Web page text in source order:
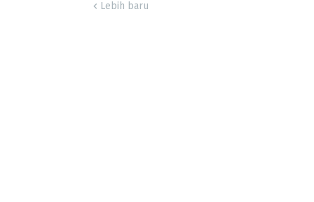
Lebih baru